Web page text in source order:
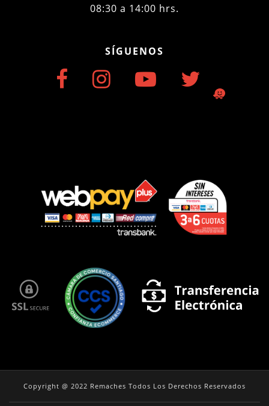
08:30 a 14:00 hrs.
SÍGUENOS
Copyright @ 2022 Remaches Todos Los Derechos Reservados